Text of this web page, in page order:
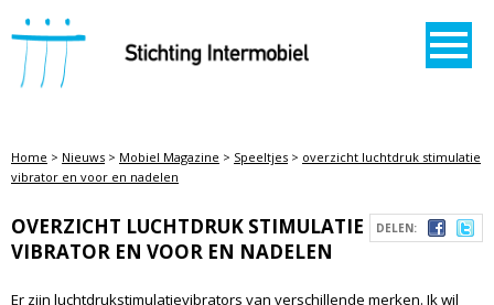
STICHTING INTERMOBIEL
Home > Nieuws > Mobiel Magazine > Speeltjes > overzicht luchtdruk stimulatie
vibrator en voor en nadelen
DELEN:
OVERZICHT LUCHTDRUK STIMULATIE
VIBRATOR EN VOOR EN NADELEN
Er zijn luchtdrukstimulatievibrators van verschillende merken. Ik wil